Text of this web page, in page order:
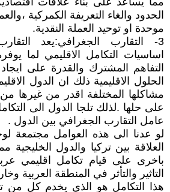
الحدود والغاء التعريفة الكمركية
موحدة او توحيد العملة النقدية.
3- التقارب الجغرافي:يعد
اساسيات التكامل الاقليمي لما
التفاهم المشترك والقدرة على
الحلول الاقليمية ذلك ان الدول
مشاكلها المختلفة اقدر من غيرها
على حلها .لذلك تلجا الدول الى
عامل التقارب الجغرافي بين الدول .
لو عدنا الى هذه العوامل مجتمعة
العلاقة بين تركيا والدول
باخرى على قيام تكامل اقليمي
التاثير والتأثر في المنطقة العربية
هذا التكامل هو الذي يخدم كل من